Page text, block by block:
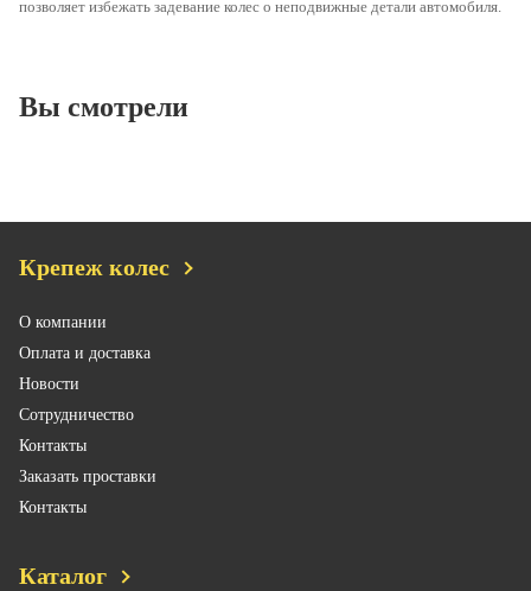
позволяет избежать задевание колес о неподвижные детали автомобиля.
Вы смотрели
Крепеж колес
О компании
Оплата и доставка
Новости
Сотрудничество
Контакты
Заказать проставки
Контакты
Каталог